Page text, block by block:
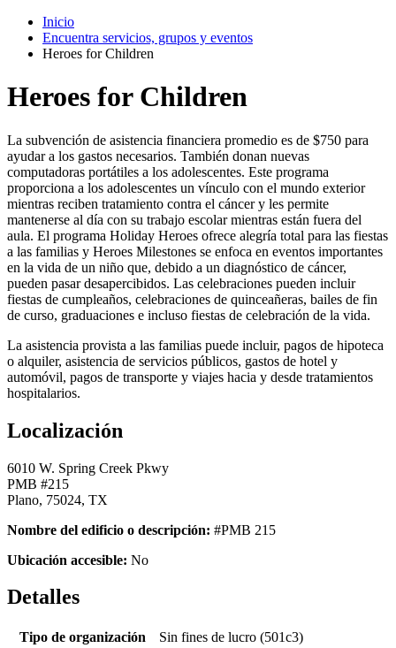
Inicio
Encuentra servicios, grupos y eventos
Heroes for Children
Heroes for Children
La subvención de asistencia financiera promedio es de $750 para
ayudar a los gastos necesarios. También donan nuevas
computadoras portátiles a los adolescentes. Este programa
proporciona a los adolescentes un vínculo con el mundo exterior
mientras reciben tratamiento contra el cáncer y les permite
mantenerse al día con su trabajo escolar mientras están fuera del
aula. El programa Holiday Heroes ofrece alegría total para las fiestas
a las familias y Heroes Milestones se enfoca en eventos importantes
en la vida de un niño que, debido a un diagnóstico de cáncer,
pueden pasar desapercibidos. Las celebraciones pueden incluir
fiestas de cumpleaños, celebraciones de quinceañeras, bailes de fin
de curso, graduaciones e incluso fiestas de celebración de la vida.
La asistencia provista a las familias puede incluir, pagos de hipoteca
o alquiler, asistencia de servicios públicos, gastos de hotel y
automóvil, pagos de transporte y viajes hacia y desde tratamientos
hospitalarios.
Localización
6010 W. Spring Creek Pkwy
PMB #215
Plano, 75024, TX
Nombre del edificio o descripción: #PMB 215
Ubicación accesible: No
Detalles
Tipo de organización
Sin fines de lucro (501c3)